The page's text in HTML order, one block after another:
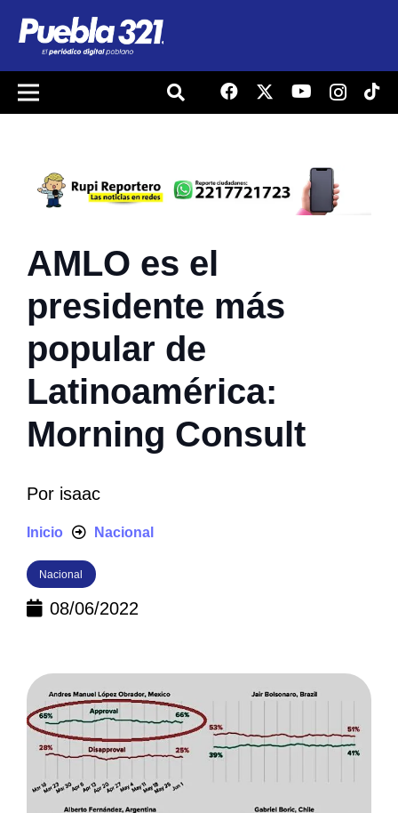
AMLO es el
presidente más
popular de
Latinoamérica:
Morning Consult
Por isaac
Inicio Nacional
Nacional
08/06/2022